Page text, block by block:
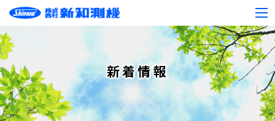
新着情報